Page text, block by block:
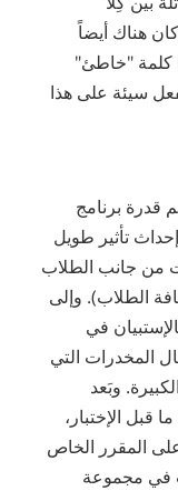
هناك أيضاً
كلمة "خاطئ"
سيئة على هذا
قدرة برنامج
تأثير طويل
من جانب الطلاب
الطلاب). وإلى
في
المخدرات التي
وبَعد
قبل الإختبار،
المقرر الخاص
في مجموعة